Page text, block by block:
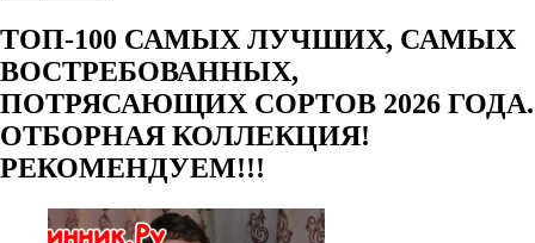
ТОП-100 САМЫХ ЛУЧШИХ, САМЫХ
ВОСТРЕБОВАННЫХ,
ПОТРЯСАЮЩИХ СОРТОВ 2026 ГОДА.
ОТБОРНАЯ КОЛЛЕКЦИЯ!
РЕКОМЕНДУЕМ!!!